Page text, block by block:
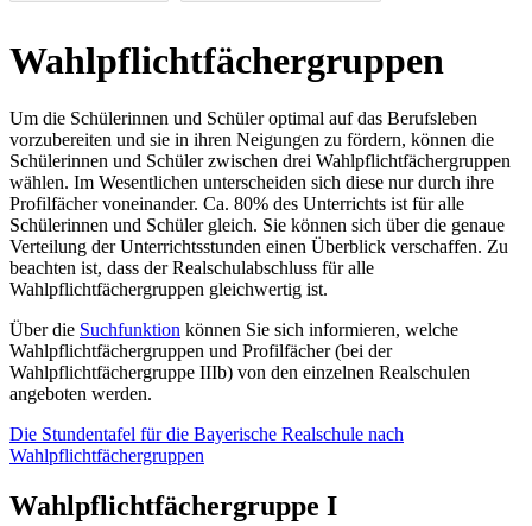
Wahlpflichtfächergruppen
Um die Schülerinnen und Schüler optimal auf das Berufsleben
vorzubereiten und sie in ihren Neigungen zu fördern, können die
Schülerinnen und Schüler zwischen drei Wahlpflichtfächergruppen
wählen. Im Wesentlichen unterscheiden sich diese nur durch ihre
Profilfächer voneinander. Ca. 80% des Unterrichts ist für alle
Schülerinnen und Schüler gleich. Sie können sich über die genaue
Verteilung der Unterrichtsstunden einen Überblick verschaffen. Zu
beachten ist, dass der Realschulabschluss für alle
Wahlpflichtfächergruppen gleichwertig ist.
Über die Suchfunktion können Sie sich informieren, welche
Wahlpflichtfächergruppen und Profilfächer (bei der
Wahlpflichtfächergruppe IIIb) von den einzelnen Realschulen
angeboten werden.
Die Stundentafel für die Bayerische Realschule nach
Wahlpflichtfächergruppen
Wahlpflichtfächergruppe I